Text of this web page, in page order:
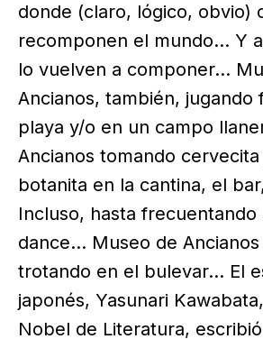
donde (claro, lógico, obvio)
recomponen el mundo… Y
lo vuelven a componer…
Ancianos, también, jugando
playa y/o en un campo
Ancianos tomando
botanita en la cantina, el
Incluso, hasta
dance… Museo de
trotando en el bulevar… El
japonés, Yasunari
Nobel de Literatura,